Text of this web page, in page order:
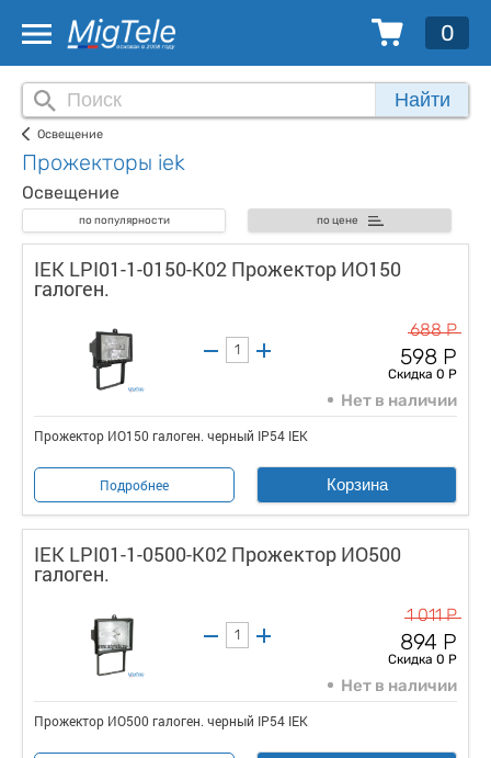
0
Найти
Освещение
Прожекторы iek
Освещение
по популярности по цене
IEK LPI01-1-0150-K02 Прожектор ИО150
галоген.
688 Р
598 Р
Скидка 0 Р
Нет в наличии
Прожектор ИО150 галоген. черный IP54 IEK
Подробнее Корзина
IEK LPI01-1-0500-K02 Прожектор ИО500
галоген.
1 011 Р
894 Р
Скидка 0 Р
Нет в наличии
Прожектор ИО500 галоген. черный IP54 IEK